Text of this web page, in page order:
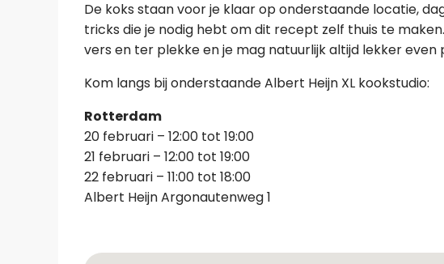
De koks staan voor je klaar op onderstaande locatie,
tricks die je nodig hebt om dit recept zelf thuis te
vers en ter plekke en je mag natuurlijk altijd lekker even
Kom langs bij onderstaande Albert Heijn XL kookstudio:
Rotterdam
20 februari – 12:00 tot 19:00
21 februari – 12:00 tot 19:00
22 februari – 11:00 tot 18:00
Albert Heijn Argonautenweg 1